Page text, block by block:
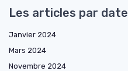
Les articles par date
Janvier 2024
Mars 2024
Novembre 2024